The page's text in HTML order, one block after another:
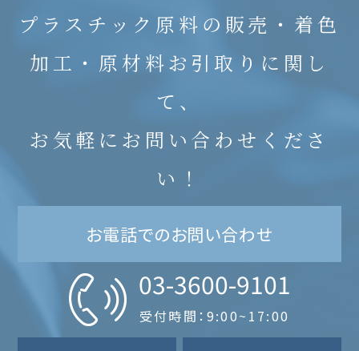
プラスチック原料の販売・着色
加工・原材料お引取りに関し
て、
お気軽にお問い合わせくださ
い！
お電話でのお問い合わせ
03-3600-9101
受付時間：9:00~17:00